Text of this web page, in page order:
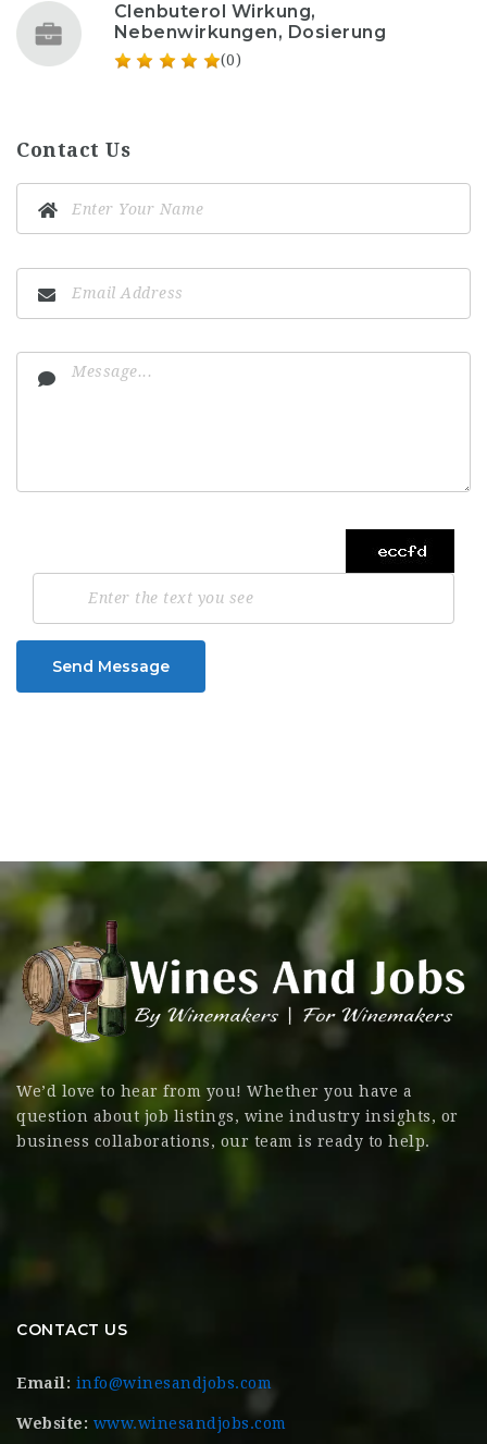
Clenbuterol Wirkung,
Nebenwirkungen, Dosierung
(0)
Contact Us
Send Message
We’d love to hear from you! Whether you have a
question about job listings, wine industry insights, or
business collaborations, our team is ready to help.
CONTACT US
Email: info@winesandjobs.com
Website: www.winesandjobs.com